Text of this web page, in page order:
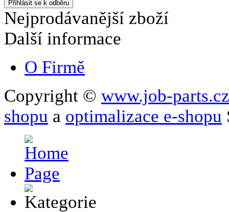
Nejprodávanější zboží
Další informace
O Firmě
Copyright © www.job-parts.cz
shopu a optimalizace e-shopu